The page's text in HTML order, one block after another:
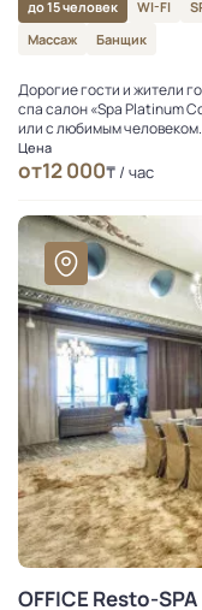
до 15 человек WI-FI
Массаж
Банщик
Дорогие гости и жители
спа салон «Spa Platinum
или с любимым
Цена
от12 000₸ / час
OFFICE Resto-SPA